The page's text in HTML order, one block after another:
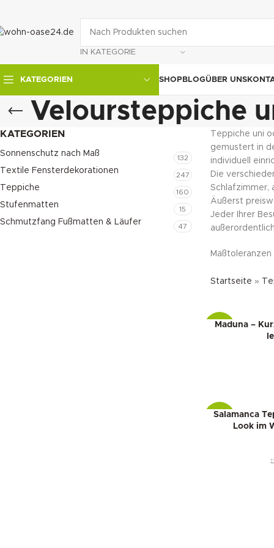
IN KATEGORIE
KATEGORIEN SHOPBLOGÜBER UNS
Veloursteppiche
KATEGORIEN
Sonnenschutz nach Maß 132
Textile Fensterdekorationen 247
Teppiche 160
Stufenmatten 15
Schmutzfang Fußmatten & Läufer 47
Teppiche uni
gemustert in
individuell
Die
Schlafzimmer,
Äußerst
Jeder Ihrer
Startseite »
-14%
Maduna –
-15%
Salamanca
Look im